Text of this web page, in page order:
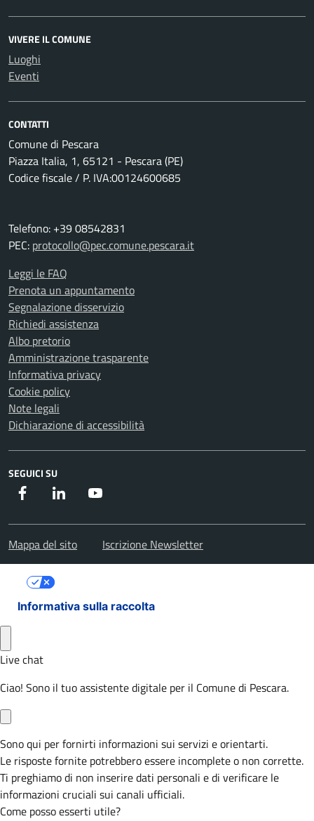
VIVERE IL COMUNE
Luoghi
Eventi
CONTATTI
Comune di Pescara
Piazza Italia, 1, 65121 - Pescara (PE)
Codice fiscale / P. IVA:00124600685
Telefono: +39 08542831
PEC: protocollo@pec.comune.pescara.it
Leggi le FAQ
Prenota un appuntamento
Segnalazione disservizio
Richiedi assistenza
Albo pretorio
Amministrazione trasparente
Informativa privacy
Cookie policy
Note legali
Dichiarazione di accessibilità
SEGUICI SU
Facebook Instagram
Mappa del sito Iscrizione Newsletter
Informativa sulla raccolta
Le tue preferenze relative alla privacy